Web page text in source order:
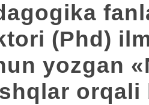
(Phd)
yozgan
orqali